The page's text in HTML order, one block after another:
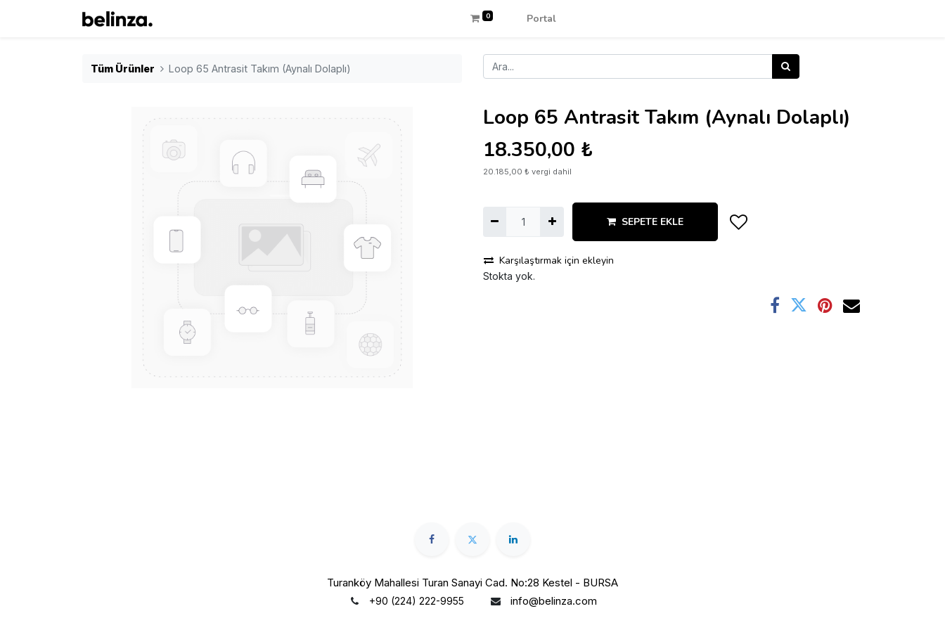
0 Portal
Tüm Ürünler Loop 65 Antrasit Takım (Aynalı Dolaplı)
Loop 65 Antrasit Takım (Aynalı Dolaplı)
18.350,00 ₺
20.185,00 ₺ vergi dahil
SEPETE EKLE
Karşılaştırmak için ekleyin
Stokta yok.
Turanköy Mahallesi Turan Sanayi Cad. No:28 Kestel - BURSA
+90 (224) 222-9955 info@belinza.com